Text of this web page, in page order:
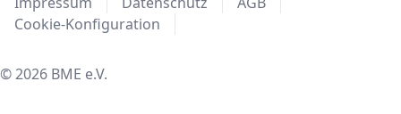
Cookie-Konfiguration
© 2026 BME e.V.